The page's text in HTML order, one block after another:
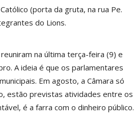
(porta da gruta, na rua Pe.
do Lions.
na última terça-feira (9) e
A ideia é que os parlamentares
Em agosto, a Câmara só
estão previstas atividades entre os
é a farra com o dinheiro público.